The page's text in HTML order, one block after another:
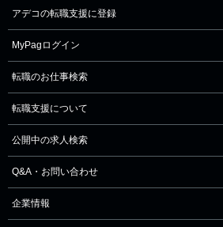
アデコの転職支援に登録
MyPagログイン
転職のお仕事検索
転職支援について
公開中の求人検索
Q&A・お問い合わせ
企業情報